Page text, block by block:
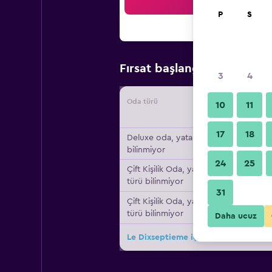
Fırsat başlangıç fiyatı
Oda türü Tedarikçi
Deluxe oda, yatak türü
bilinmiyor
Çift ​Kişilik Oda, yatak
türü bilinmiyor
Çift ​Kişilik Oda, yatak
türü bilinmiyor
Le Dixseptieme için diğer 20fırsat
P S
3 4
10 11
17 18
24 25
31
Daha ucuz